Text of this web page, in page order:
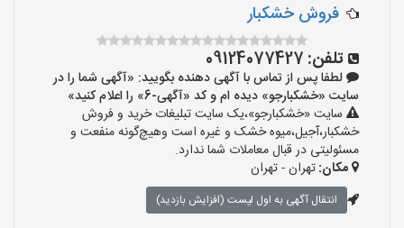
فروش خشکبار
تلفن: 09124077427
لطفا پس از تماس با آگهی دهنده بگویید: «آگهی شما را در
سایت «خشکبارجو» دیده ام و کد «آگهی-6» را اعلام کنید»
سایت «خشکبارجو»،یک سایت تبلیغات خرید و فروش
خشکبار،آجیل،میوه خشک و غیره است وهیچ‌گونه منفعت و
مسئولیتی در قبال معاملات شما ندارد.
مکان:تهران - تهران
انتقال آگهی به اول لیست (افزایش بازدید)